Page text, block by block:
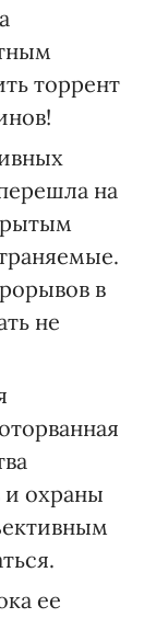
торрент
на
в
не
и охраны
ее